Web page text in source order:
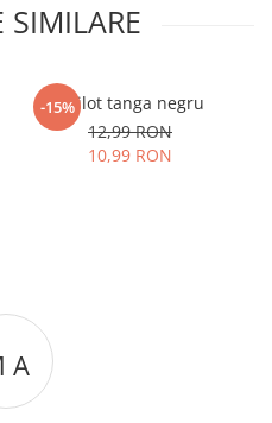
SIMILARE
-15%Chilot tanga negru
12,99 RON
10,99 RON
A